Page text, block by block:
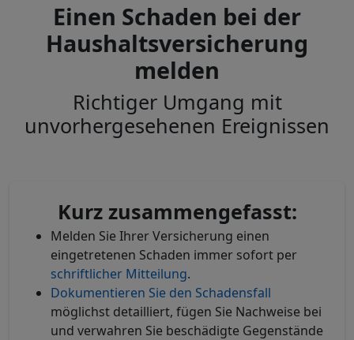
Einen Schaden bei der
Haushaltsversicherung
melden
Richtiger Umgang mit
unvorhergesehenen Ereignissen
Kurz zusammengefasst:
Melden Sie Ihrer Versicherung einen
eingetretenen Schaden immer sofort per
schriftlicher Mitteilung.
Dokumentieren Sie den Schadensfall
möglichst detailliert, fügen Sie Nachweise bei
und verwahren Sie beschädigte Gegenstände